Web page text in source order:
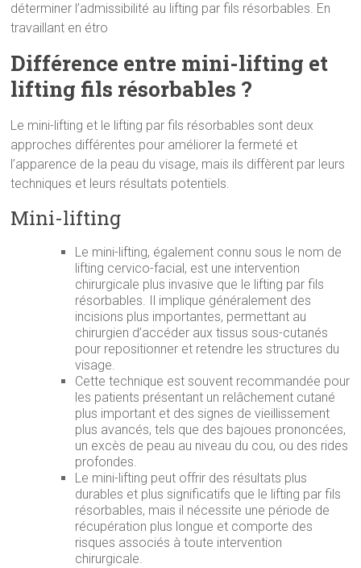
déterminer l’admissibilité au lifting par fils résorbables. En
travaillant en étro
Différence entre mini-lifting et
lifting fils résorbables ?
Le mini-lifting et le lifting par fils résorbables sont deux
approches différentes pour améliorer la fermeté et
l’apparence de la peau du visage, mais ils diffèrent par leurs
techniques et leurs résultats potentiels.
Mini-lifting
Le mini-lifting, également connu sous le nom de
lifting cervico-facial, est une intervention
chirurgicale plus invasive que le lifting par fils
résorbables. Il implique généralement des
incisions plus importantes, permettant au
chirurgien d’accéder aux tissus sous-cutanés
pour repositionner et retendre les structures du
visage.
Cette technique est souvent recommandée pour
les patients présentant un relâchement cutané
plus important et des signes de vieillissement
plus avancés, tels que des bajoues prononcées,
un excès de peau au niveau du cou, ou des rides
profondes.
Le mini-lifting peut offrir des résultats plus
durables et plus significatifs que le lifting par fils
résorbables, mais il nécessite une période de
récupération plus longue et comporte des
risques associés à toute intervention
chirurgicale.